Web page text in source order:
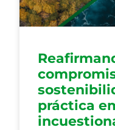
práctica